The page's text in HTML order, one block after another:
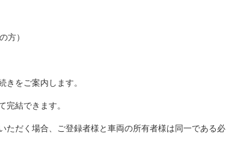
方）
きをご案内します。
完結できます。
ただく場合、ご登録者様と車両の所有者様は同一である必